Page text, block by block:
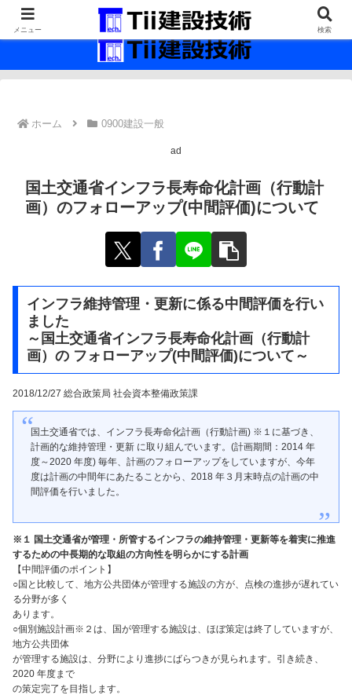
最新の建設技術の情報インフラ。
ホーム 0900建設一般
ad
国土交通省インフラ長寿命化計画（行動計
画）のフォローアップ(中間評価)について
インフラ維持管理・更新に係る中間評価を行い
ました
～国土交通省インフラ長寿命化計画（行動計
画）の フォローアップ(中間評価)について～
2018/12/27 総合政策局 社会資本整備政策課
国土交通省では、インフラ長寿命化計画（行動計画) ※１に基づき、
計画的な維持管理・更新 に取り組んでいます。(計画期間：2014 年
度～2020 年度) 毎年、計画のフォローアップをしていますが、今年
度は計画の中間年にあたることから、2018 年３月末時点の計画の中
間評価を行いました。
※１ 国土交通省が管理・所管するインフラの維持管理・更新等を着実に推進
するための中長期的な取組の方向性を明らかにする計画
【中間評価のポイント】
○国と比較して、地方公共団体が管理する施設の方が、点検の進捗が遅れてい
る分野が多く
あります。
○個別施設計画※２は、国が管理する施設は、ほぼ策定は終了していますが、
地方公共団体
が管理する施設は、分野により進捗にばらつきが見られます。引き続き、
2020 年度まで
の策定完了を目指します。
メニュー 検索